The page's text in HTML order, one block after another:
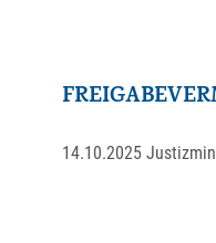
14.10.2025